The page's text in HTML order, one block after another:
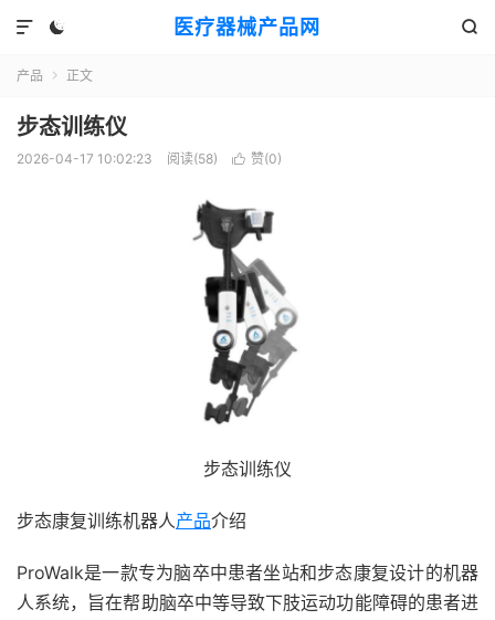
医疗器械产品网
 

产品  正文
步态训练仪
2026-04-17 10:02:23 阅读(58)  赞(0)
步态训练仪
步态康复训练机器人产品介绍
ProWalk是一款专为脑卒中患者坐站和步态康复设计的机器
人系统，旨在帮助脑卒中等导致下肢运动功能障碍的患者进